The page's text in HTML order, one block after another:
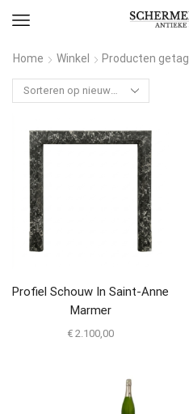
Home Winkel Producten
Profiel Schouw In Saint-Anne
Marmer
€ 2.100,00